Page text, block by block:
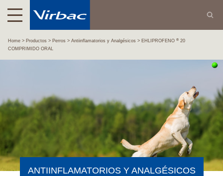
Home Productos Perros Antiinflamatorios y Analgésicos EHLIPROFENO ® 20
COMPRIMIDO ORAL
ANTIINFLAMATORIOS Y ANALGÉSICOS